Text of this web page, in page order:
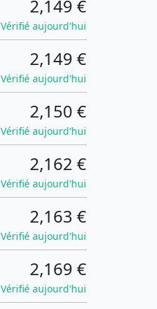
2,149 €
Vérifié aujourd'hui
2,149 €
Vérifié aujourd'hui
2,150 €
Vérifié aujourd'hui
2,162 €
Vérifié aujourd'hui
2,163 €
Vérifié aujourd'hui
2,169 €
Vérifié aujourd'hui